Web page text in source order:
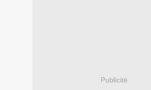
Publicité